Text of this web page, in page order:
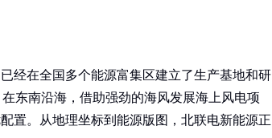
经在全国多个能源富集区建立了生产基地和研
东南沿海，借助强劲的海风发展海上风电项
置。从地理坐标到能源版图，北联电新能源正